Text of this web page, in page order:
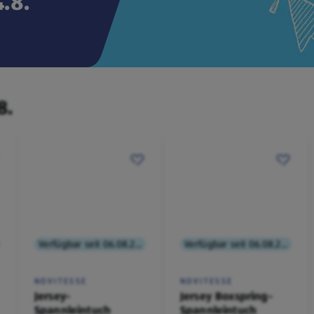
NOVITESSE
Jersey-
Spannleintuch
NOVITESSE
Jersey Boxspring-
Spannleintuch